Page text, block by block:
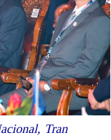
Tran